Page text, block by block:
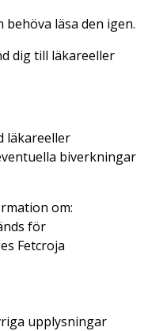
läsa den igen.
dig till läkareeller
läkareeller
biverkningar
om:
för
Fetcroja
upplysningar